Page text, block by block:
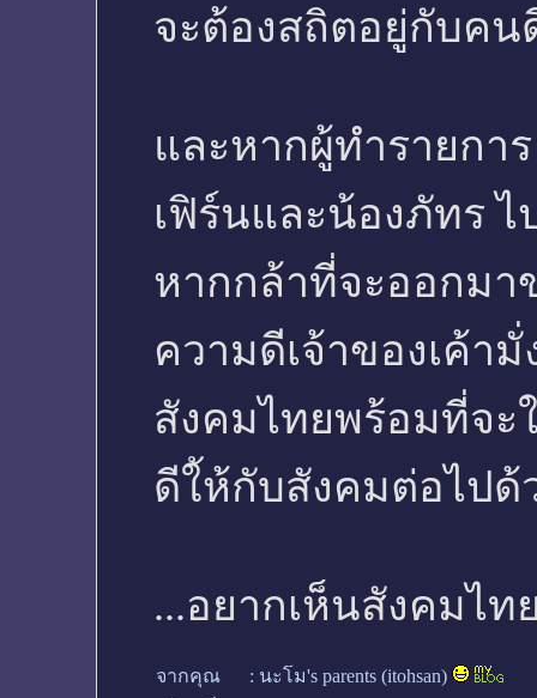
จะต้องสถิตอยู่กับคน
และหากผู้ทำรายกา
เฟิร์นและน้องภัทร ไ
หากกล้าที่จะออกม
ความดีเจ้าของเค้า
สังคมไทยพร้อมที่จะ
ดีใ้ห้กับสังคมต่อไปด้
...อยากเห็นสังคมไท
จากคุณ : นะโม's parents (itohsan)